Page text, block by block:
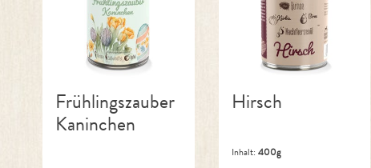
Frühlingszauber
Kaninchen
Hirsch
Inhalt: 400g